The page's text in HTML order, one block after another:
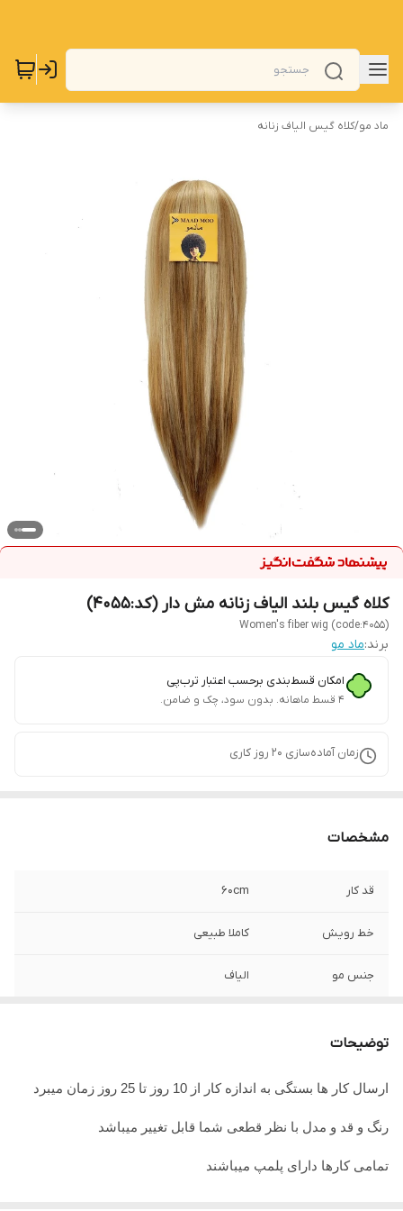
ماد مو/کلاه گیس الیاف زنانه
کلاه گیس بلند الیاف زنانه مش دار (کد:4055)
Women's fiber wig (code:4055)
برند:ماد مو
امکان قسط‌بندی برحسب اعتبار ترب‌پی
۴ قسط ماهانه. بدون سود، چک و ضامن.
زمان آماده‌سازی 20 روز کاری
مشخصات
قد کار ۶۰cm
خط رویش کاملا طبیعی
جنس مو الیاف
توضیحات
ارسال کار ها بستگی به اندازه کار از 10 روز تا 25 روز زمان میبرد
رنگ و قد و مدل با نظر قطعی شما قابل تغییر میباشد
تمامی کارها دارای پلمپ میباشند